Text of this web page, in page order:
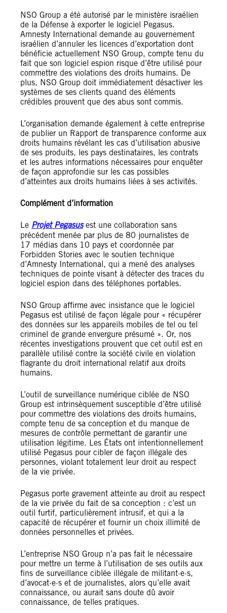
NSO Group a été autorisé par le ministère israélien
de la Défense à exporter le logiciel Pegasus.
Amnesty International demande au gouvernement
israélien d’annuler les licences d’exportation dont
bénéficie actuellement NSO Group, compte tenu du
fait que son logiciel espion risque d’être utilisé pour
commettre des violations des droits humains. De
plus, NSO Group doit immédiatement désactiver les
systèmes de ses clients quand des éléments
crédibles prouvent que des abus sont commis.
L’organisation demande également à cette entreprise
de publier un Rapport de transparence conforme aux
droits humains révélant les cas d’utilisation abusive
de ses produits, les pays destinataires, les contrats
et les autres informations nécessaires pour enquêter
de façon approfondie sur les cas possibles
d’atteintes aux droits humains liées à ses activités.
Complément d’information
Le Projet Pegasusest une collaboration sans
précédent menée par plus de 80 journalistes de
17 médias dans 10 pays et coordonnée par
Forbidden Stories avec le soutien technique
d’Amnesty International, qui a mené des analyses
techniques de pointe visant à détecter des traces du
logiciel espion dans des téléphones portables.
NSO Group affirme avec insistance que le logiciel
Pegasus est utilisé de façon légale pour « récupérer
des données sur les appareils mobiles de tel ou tel
criminel de grande envergure présumé ». Or, nos
récentes investigations prouvent que cet outil est en
parallèle utilisé contre la société civile en violation
flagrante du droit international relatif aux droits
humains.
L’outil de surveillance numérique ciblée de NSO
Group est intrinsèquement susceptible d’être utilisé
pour commettre des violations des droits humains,
compte tenu de sa conception et du manque de
mesures de contrôle permettant de garantir une
utilisation légitime. Les États ont intentionnellement
utilisé Pegasus pour cibler de façon illégale des
personnes, violant totalement leur droit au respect
de la vie privée.
Pegasus porte gravement atteinte au droit au respect
de la vie privée du fait de sa conception : c’est un
outil furtif, particulièrement intrusif, et qui a la
capacité de récupérer et fournir un choix illimité de
données personnelles et privées.
L’entreprise NSO Group n’a pas fait le nécessaire
pour mettre un terme à l’utilisation de ses outils aux
fins de surveillance ciblée illégale de militant·e·s,
d’avocat·e·s et de journalistes, alors qu’elle avait
connaissance, ou aurait sans doute dû avoir
connaissance, de telles pratiques.